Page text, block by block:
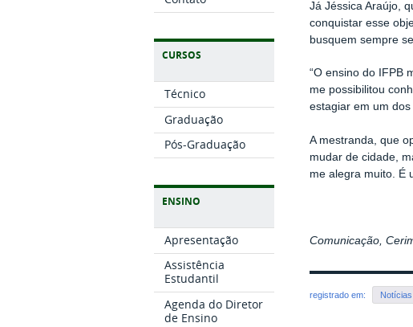
CURSOS
Técnico
Graduação
Pós-Graduação
ENSINO
Apresentação
Assistência
Estudantil
Agenda do Diretor
de Ensino
Já Jéssica Araújo,
conquistar esse
busquem sempre
“O ensino do IFPB
me possibilitou
estagiar em um
A mestranda, que
mudar de cidade,
me alegra muito. É
Comunicação,
registrado em: